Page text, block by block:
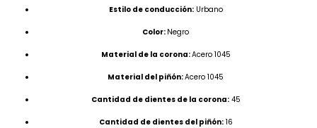
Estilo de conducción:Urbano
Color: Negro
Material de la corona:Acero 1045
Material del piñón:Acero 1045
Cantidad de dientes de la corona:45
Cantidad de dientes del piñón:16